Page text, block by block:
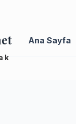
Ana Sayfa